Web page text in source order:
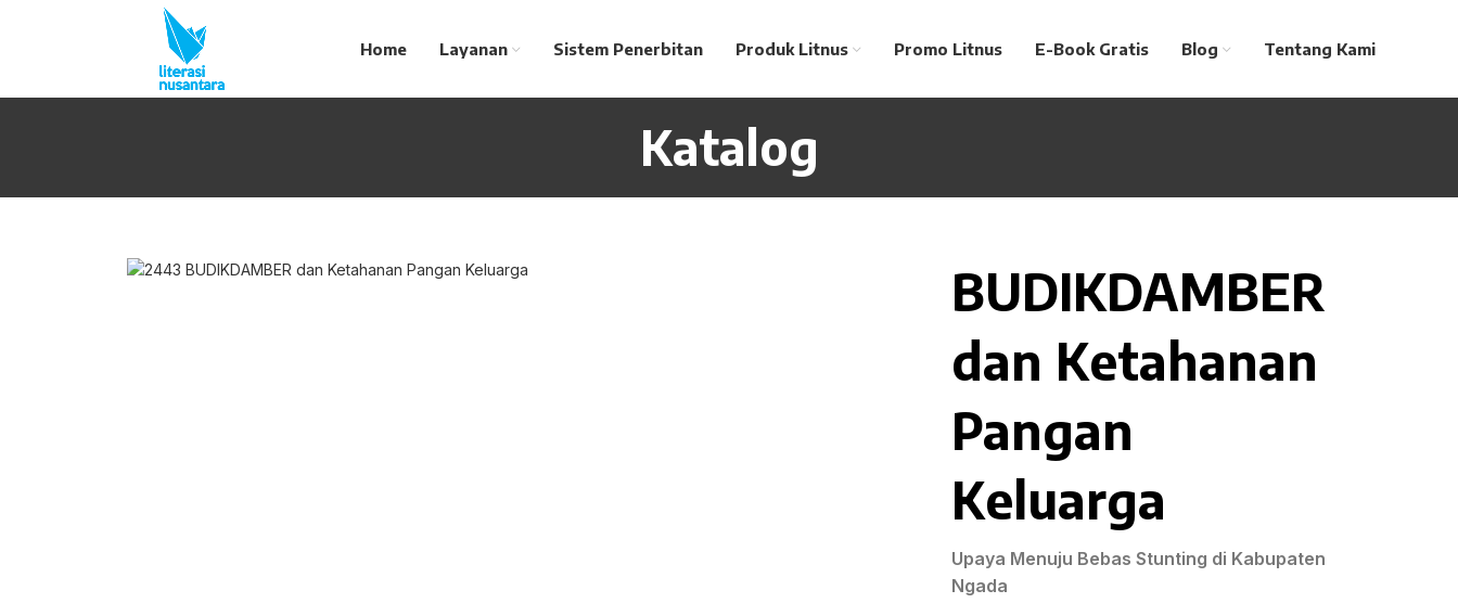
Home Layanan Sistem Penerbitan Produk Litnus Promo Litnus E-Book Gratis Blog Tentang Kami
Katalog
BUDIKDAMBER
dan Ketahanan
Pangan
Keluarga
Upaya Menuju Bebas Stunting di Kabupaten
Ngada